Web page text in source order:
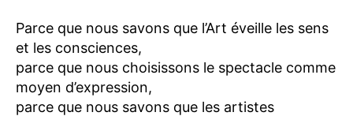
Parce que nous savons que l’Art éveille les sens
et les consciences,
parce que nous choisissons le spectacle comme
moyen d’expression,
parce que nous savons que les artistes